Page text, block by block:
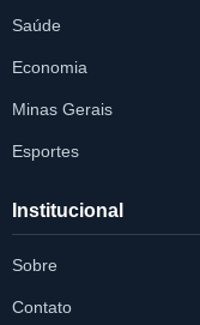
Saúde
Economia
Minas Gerais
Esportes
Institucional
Sobre
Contato